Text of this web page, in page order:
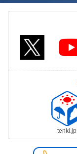
tenki.jp